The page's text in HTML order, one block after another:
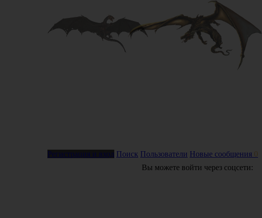
Регистрация и вход Поиск Пользователи Новые сообщения 0
Вы можете войти через соцсети: